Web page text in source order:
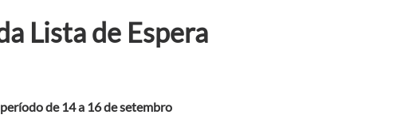
Lista de Espera
de 14 a 16 de setembro